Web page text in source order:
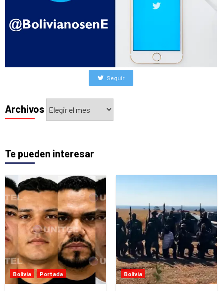
Seguir
Archivos
Archivos
Te pueden interesar
Bolivia Portada Bolivia